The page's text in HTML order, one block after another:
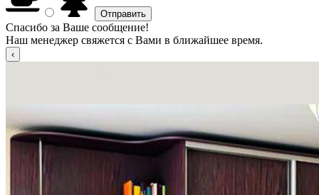
Спасибо за Ваше сообщение!
Наш менеджер свяжется с Вами в ближайшее время.